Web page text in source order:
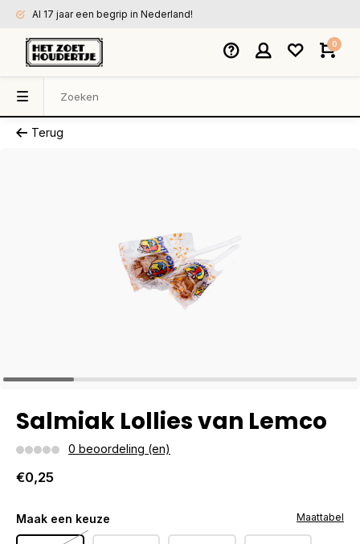
Al 17 jaar een begrip in Nederland!
0
Terug
Salmiak Lollies van Lemco
0 beoordeling (en)
€0,25
Maak een keuze Maattabel